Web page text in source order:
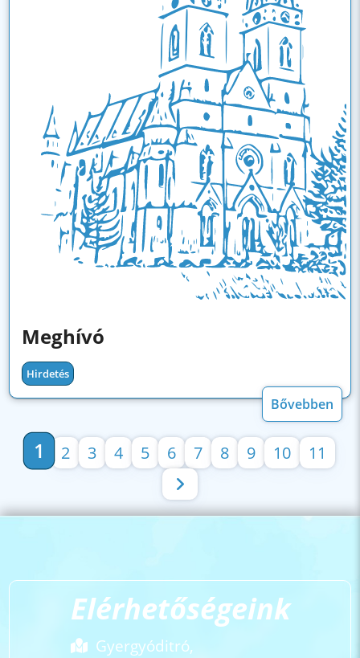
Meghívó
Bővebben
Hirdetés
1 2 3 4 5 6 7 8 9 10 11
Elérhetőségeink
Gyergyóditró,